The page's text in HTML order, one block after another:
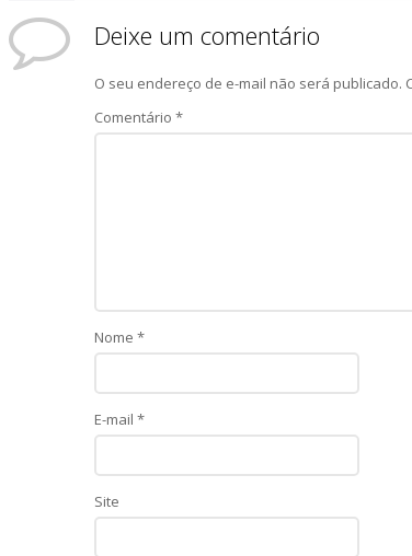
Deixe um comentário
O seu endereço de e-mail não será publicado.
Comentário *
Nome *
E-mail *
Site